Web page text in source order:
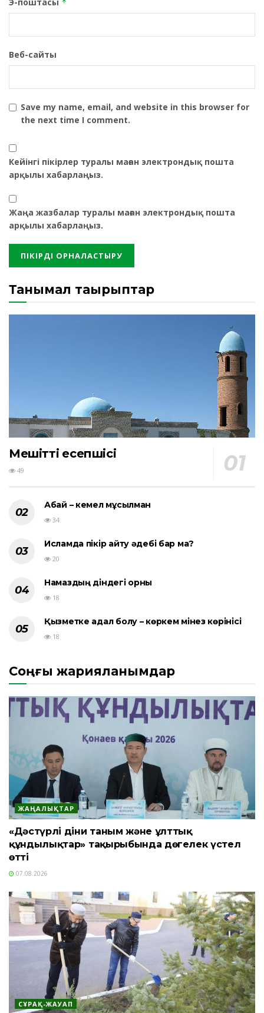
Веб-сайты
Save my name, email, and website in this browser for
the next time I comment.
Кейінгі пікірлер туралы маған электрондық пошта
арқылы хабарлаңыз.
Жаңа жазбалар туралы маған электрондық пошта
арқылы хабарлаңыз.
Танымал тақырыптар
Мешіттің есепшісі
49
Абай – кемел мұсылман
34
Исламда пікір айту әдебі бар ма?
20
Намаздың діндегі орны
18
Қызметке адал болу – көркем мінез көрінісі
18
Соңғы жарияланымдар
ЖАҢАЛЫҚТАР
«Дәстүрлі діни таным және ұлттық
құндылықтар» тақырыбында дөңгелек үстел
өтті
07.08.2026
СҰРАҚ-ЖАУАП